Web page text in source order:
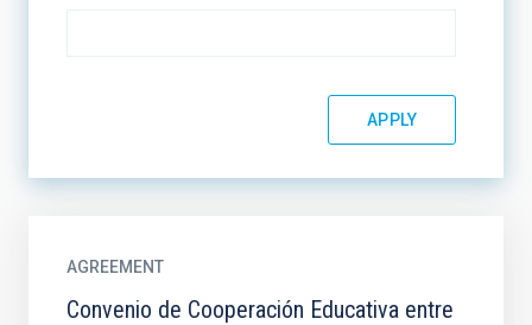
AGREEMENT
Convenio de Cooperación Educativa entre